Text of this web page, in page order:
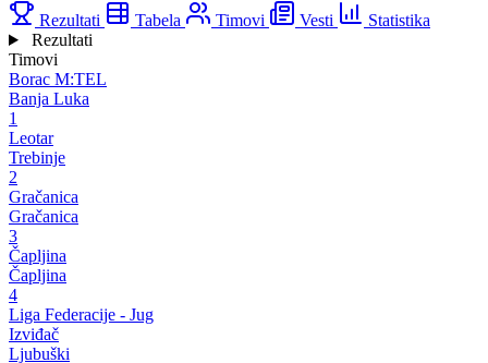
Rezultati Tabela Timovi Vesti
Statistika
Rezultati
Timovi
Borac M:TEL
Banja Luka
1
Leotar
Trebinje
2
Gračanica
Gračanica
3
Čapljina
Čapljina
4
Liga Federacije - Jug
Izviđač
Ljubuški